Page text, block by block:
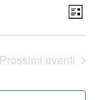
Lista
Prossimi eventi